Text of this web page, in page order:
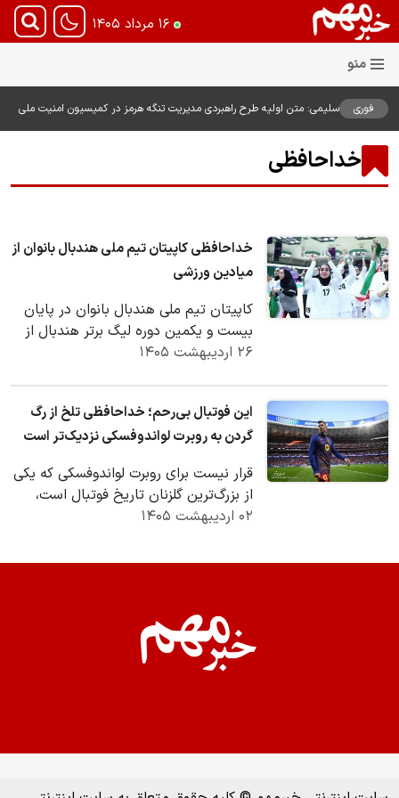
۱۶ مرداد ۱۴۰۵
فوری
سلیمی: متن اولیه طرح راهبردی مدیریت تنگه هرمز در کمیسیون امنیت ملی
خداحافظی
خداحافظی کاپیتان تیم ملی هندبال بانوان از
میادین ورزشی
کاپیتان تیم ملی هندبال بانوان در پایان
بیست و یکمین دوره لیگ برتر هندبال از
میادین ورزشی خداحافظی کرد.
۲۶ اردیبهشت ۱۴۰۵
این فوتبال بی‌رحم؛ خداحافظی تلخ از رگ
گردن به روبرت لواندوفسکی نزدیک‌تر است
قرار نیست برای روبرت لواندوفسکی که یکی
از بزرگ‌ترین گلزنان تاریخ فوتبال است،
خداحافظی باشکوهی در بزرگ‌ترین صحنه
۰۲ اردیبهشت ۱۴۰۵